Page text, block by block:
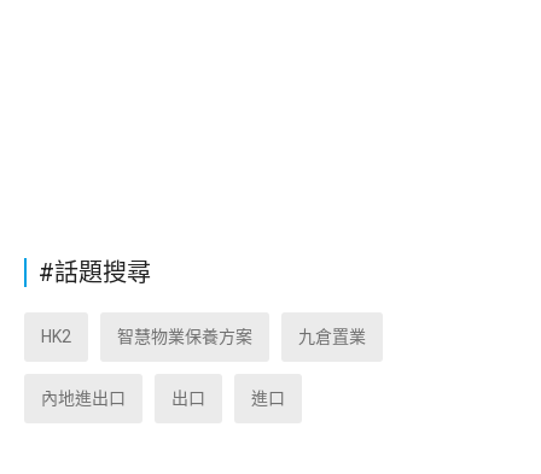
#話題搜尋
HK2 智慧物業保養方案 九倉置業
內地進出口 出口 進口